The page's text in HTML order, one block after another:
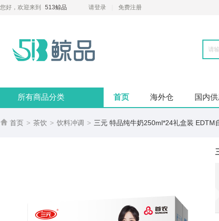
您好，欢迎来到 513鲸品 请登录 免费注册
所有商品分类 首页 海外仓 国内
 首页 > 茶饮 > 饮料冲调 > 三元 特品纯牛奶250ml*24礼盒装 EDTM